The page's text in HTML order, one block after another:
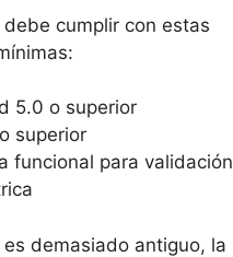
cumplir con estas
5.0 o superior
superior
funcional para validación
demasiado antiguo, la